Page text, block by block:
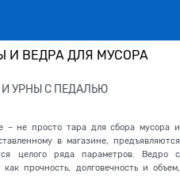
И ВЕДРА ДЛЯ МУСОРА
УРНЫ С ПЕДАЛЬЮ
– не просто тара для сбора мусора и
в магазине, предъявляются
целого ряда параметров. Ведро с
прочность, долговечность и объем,